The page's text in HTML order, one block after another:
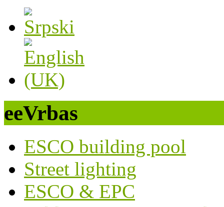
eeVrbas
ESCO building pool
Street lighting
ESCO & EPC